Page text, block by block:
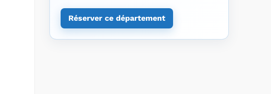
Réserver ce département